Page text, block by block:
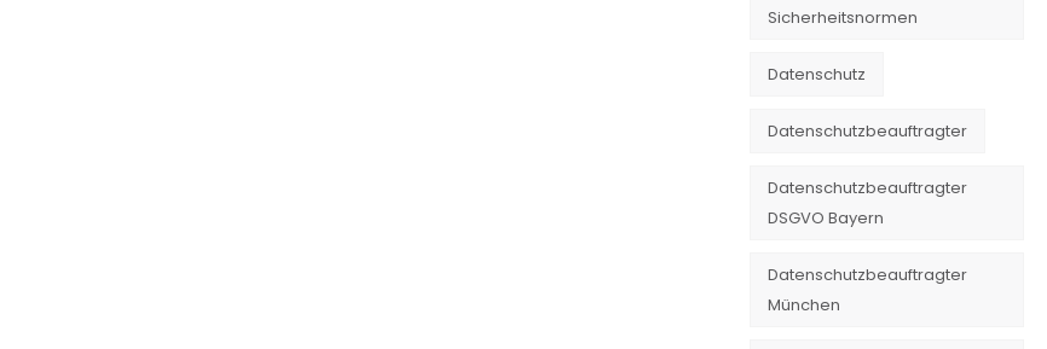
Sicherheitsnormen
Datenschutz
Datenschutzbeauftragter
Datenschutzbeauftragter
DSGVO Bayern
Datenschutzbeauftragter
München